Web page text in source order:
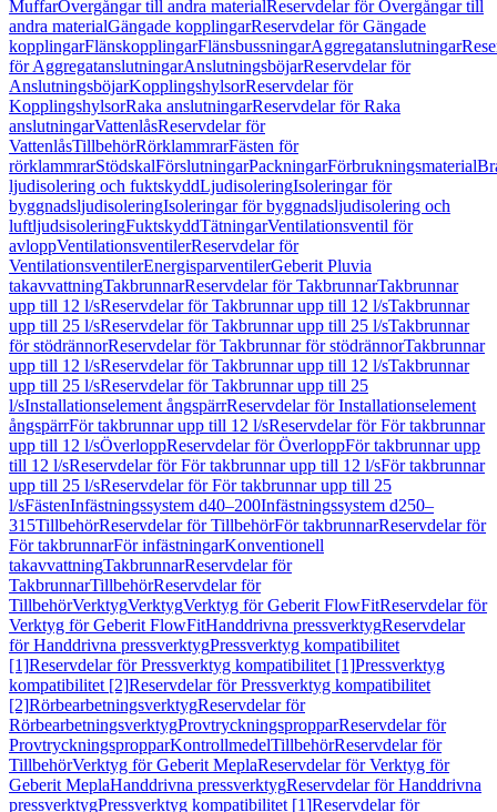
MuffarÖvergångar till andra materialReservdelar för Övergångar till
andra materialGängade kopplingarReservdelar för Gängade
kopplingarFlänskopplingarFlänsbussningarAggregatanslutningar
för AggregatanslutningarAnslutningsböjarReservdelar för
AnslutningsböjarKopplingshylsorReservdelar för
KopplingshylsorRaka anslutningarReservdelar för Raka
anslutningarVattenlåsReservdelar för
VattenlåsTillbehörRörklammrarFästen för
rörklammrarStödskalFörslutningarPackningarFörbrukningsmaterial
ljudisolering och fuktskyddLjudisoleringIsoleringar för
byggnadsljudisoleringIsoleringar för byggnadsljudisolering och
luftljudsisoleringFuktskyddTätningarVentilationsventil för
avloppVentilationsventilerReservdelar för
VentilationsventilerEnergisparventilerGeberit Pluvia
takavvattningTakbrunnarReservdelar för TakbrunnarTakbrunnar
upp till 12 l/sReservdelar för Takbrunnar upp till 12 l/sTakbrunnar
upp till 25 l/sReservdelar för Takbrunnar upp till 25 l/sTakbrunnar
för stödrännorReservdelar för Takbrunnar för stödrännorTakbrunnar
upp till 12 l/sReservdelar för Takbrunnar upp till 12 l/sTakbrunnar
upp till 25 l/sReservdelar för Takbrunnar upp till 25
l/sInstallationselement ångspärrReservdelar för Installationselement
ångspärrFör takbrunnar upp till 12 l/sReservdelar för För takbrunnar
upp till 12 l/sÖverloppReservdelar för ÖverloppFör takbrunnar upp
till 12 l/sReservdelar för För takbrunnar upp till 12 l/sFör takbrunnar
upp till 25 l/sReservdelar för För takbrunnar upp till 25
l/sFästenInfästningssystem d40–200Infästningssystem d250–
315TillbehörReservdelar för TillbehörFör takbrunnarReservdelar för
För takbrunnarFör infästningarKonventionell
takavvattningTakbrunnarReservdelar för
TakbrunnarTillbehörReservdelar för
TillbehörVerktygVerktygVerktyg för Geberit FlowFitReservdelar för
Verktyg för Geberit FlowFitHanddrivna pressverktygReservdelar
för Handdrivna pressverktygPressverktyg kompatibilitet
[1]Reservdelar för Pressverktyg kompatibilitet [1]Pressverktyg
kompatibilitet [2]Reservdelar för Pressverktyg kompatibilitet
[2]RörbearbetningsverktygReservdelar för
RörbearbetningsverktygProvtryckningspropparReservdelar för
ProvtryckningspropparKontrollmedelTillbehörReservdelar för
TillbehörVerktyg för Geberit MeplaReservdelar för Verktyg för
Geberit MeplaHanddrivna pressverktygReservdelar för Handdrivna
pressverktygPressverktyg kompatibilitet [1]Reservdelar för